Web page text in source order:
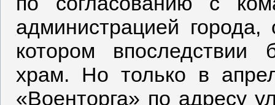
администрацией
котором впоследствии
храм. Но только в
«Военторга» по адресу